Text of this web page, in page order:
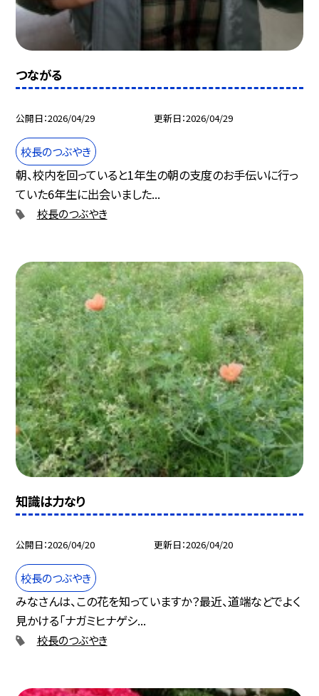
つながる
公開日 2026/04/29 更新日 2026/04/29
校長のつぶやき
朝、校内を回っていると1年生の朝の支度のお手伝いに行っ
ていた6年生に出会いました...
校長のつぶやき
知識は力なり
公開日 2026/04/20 更新日 2026/04/20
校長のつぶやき
みなさんは、この花を知っていますか？最近、道端などでよく
見かける「ナガミヒナゲシ...
校長のつぶやき